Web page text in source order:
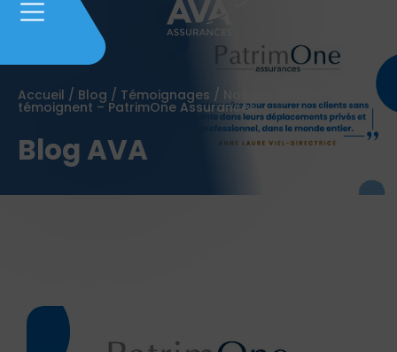
Accueil / Blog / Témoignages / Nos partenaires
témoignent – PatrimOne Assurances
Blog AVA